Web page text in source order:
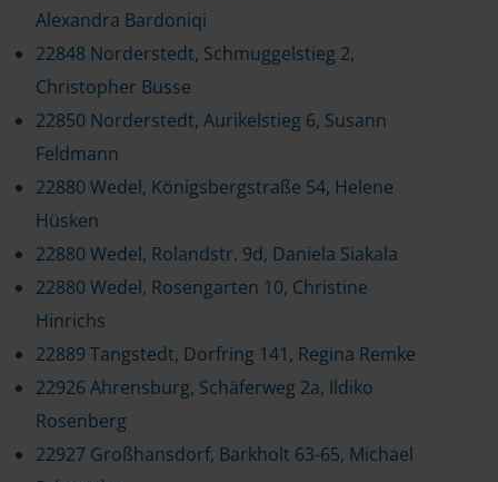
Alexandra Bardoniqi
22848 Norderstedt, Schmuggelstieg 2,
Christopher Busse
22850 Norderstedt, Aurikelstieg 6, Susann
Feldmann
22880 Wedel, Königsbergstraße 54, Helene
Hüsken
22880 Wedel, Rolandstr. 9d, Daniela Siakala
22880 Wedel, Rosengarten 10, Christine
Hinrichs
22889 Tangstedt, Dorfring 141, Regina Remke
22926 Ahrensburg, Schäferweg 2a, Ildiko
Rosenberg
22927 Großhansdorf, Barkholt 63-65, Michael